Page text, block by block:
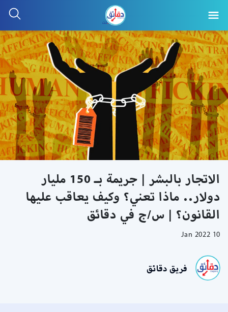
الاتجار بالبشر | جريمة بـ 150 مليار
دولار.. ماذا تعني؟ وكيف يعاقب عليها
القانون؟ | س/ج في دقائق
10 Jan 2022
فريق دقائق